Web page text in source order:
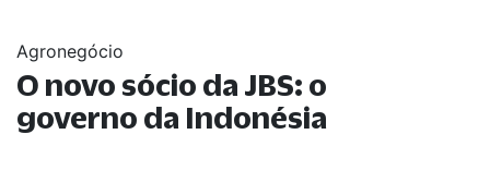
Agronegócio
O novo sócio da JBS: o
governo da Indonésia